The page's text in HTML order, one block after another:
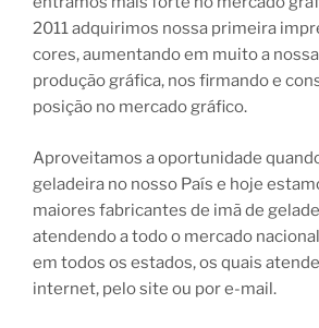
2011 adquirimos nossa primeira
cores, aumentando em muito a
produção gráfica, nos firmando e
posição no mercado gráfico.
Aproveitamos a oportunidade
geladeira no nosso País e hoje
maiores fabricantes de imã de
atendendo a todo o mercado
em todos os estados, os quais
internet, pelo site ou por e-mail.